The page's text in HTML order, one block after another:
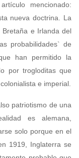
mencionado:
nueva doctrina. La
e Irlanda del
probabilidades` de
han permitido la
por trogloditas que
e imperial.
patriotismo de una
es alemana,
solo porque en el
1919, Inglaterra se